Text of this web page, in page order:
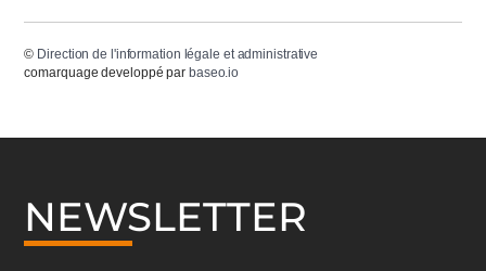
© Direction de l'information légale et administrative
comarquage developpé par baseo.io
NEWSLETTER